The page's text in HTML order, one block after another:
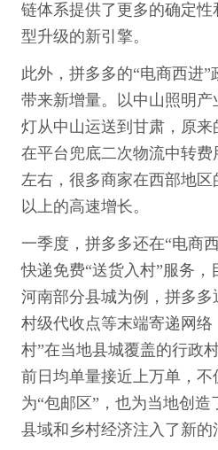
链体系提供了更多的确定
型升级的新引擎。
此外，拼多多的“电商西进
带来新增量。以中山照明
灯从中山运送到甘肃，原来
在平台兜底二次物流中转
左右，很多商家在西部地区
以上的高速增长。
一季度，拼多多还在“电商
快递免费“送货入村”服务
河南部分县城为例，拼多多
村级代收点等末端寄递网络
村”在当地县城覆盖的行政
前日均单量接近上万单，
为“包邮区”，也为当地创
县域和乡村经济注入了新的